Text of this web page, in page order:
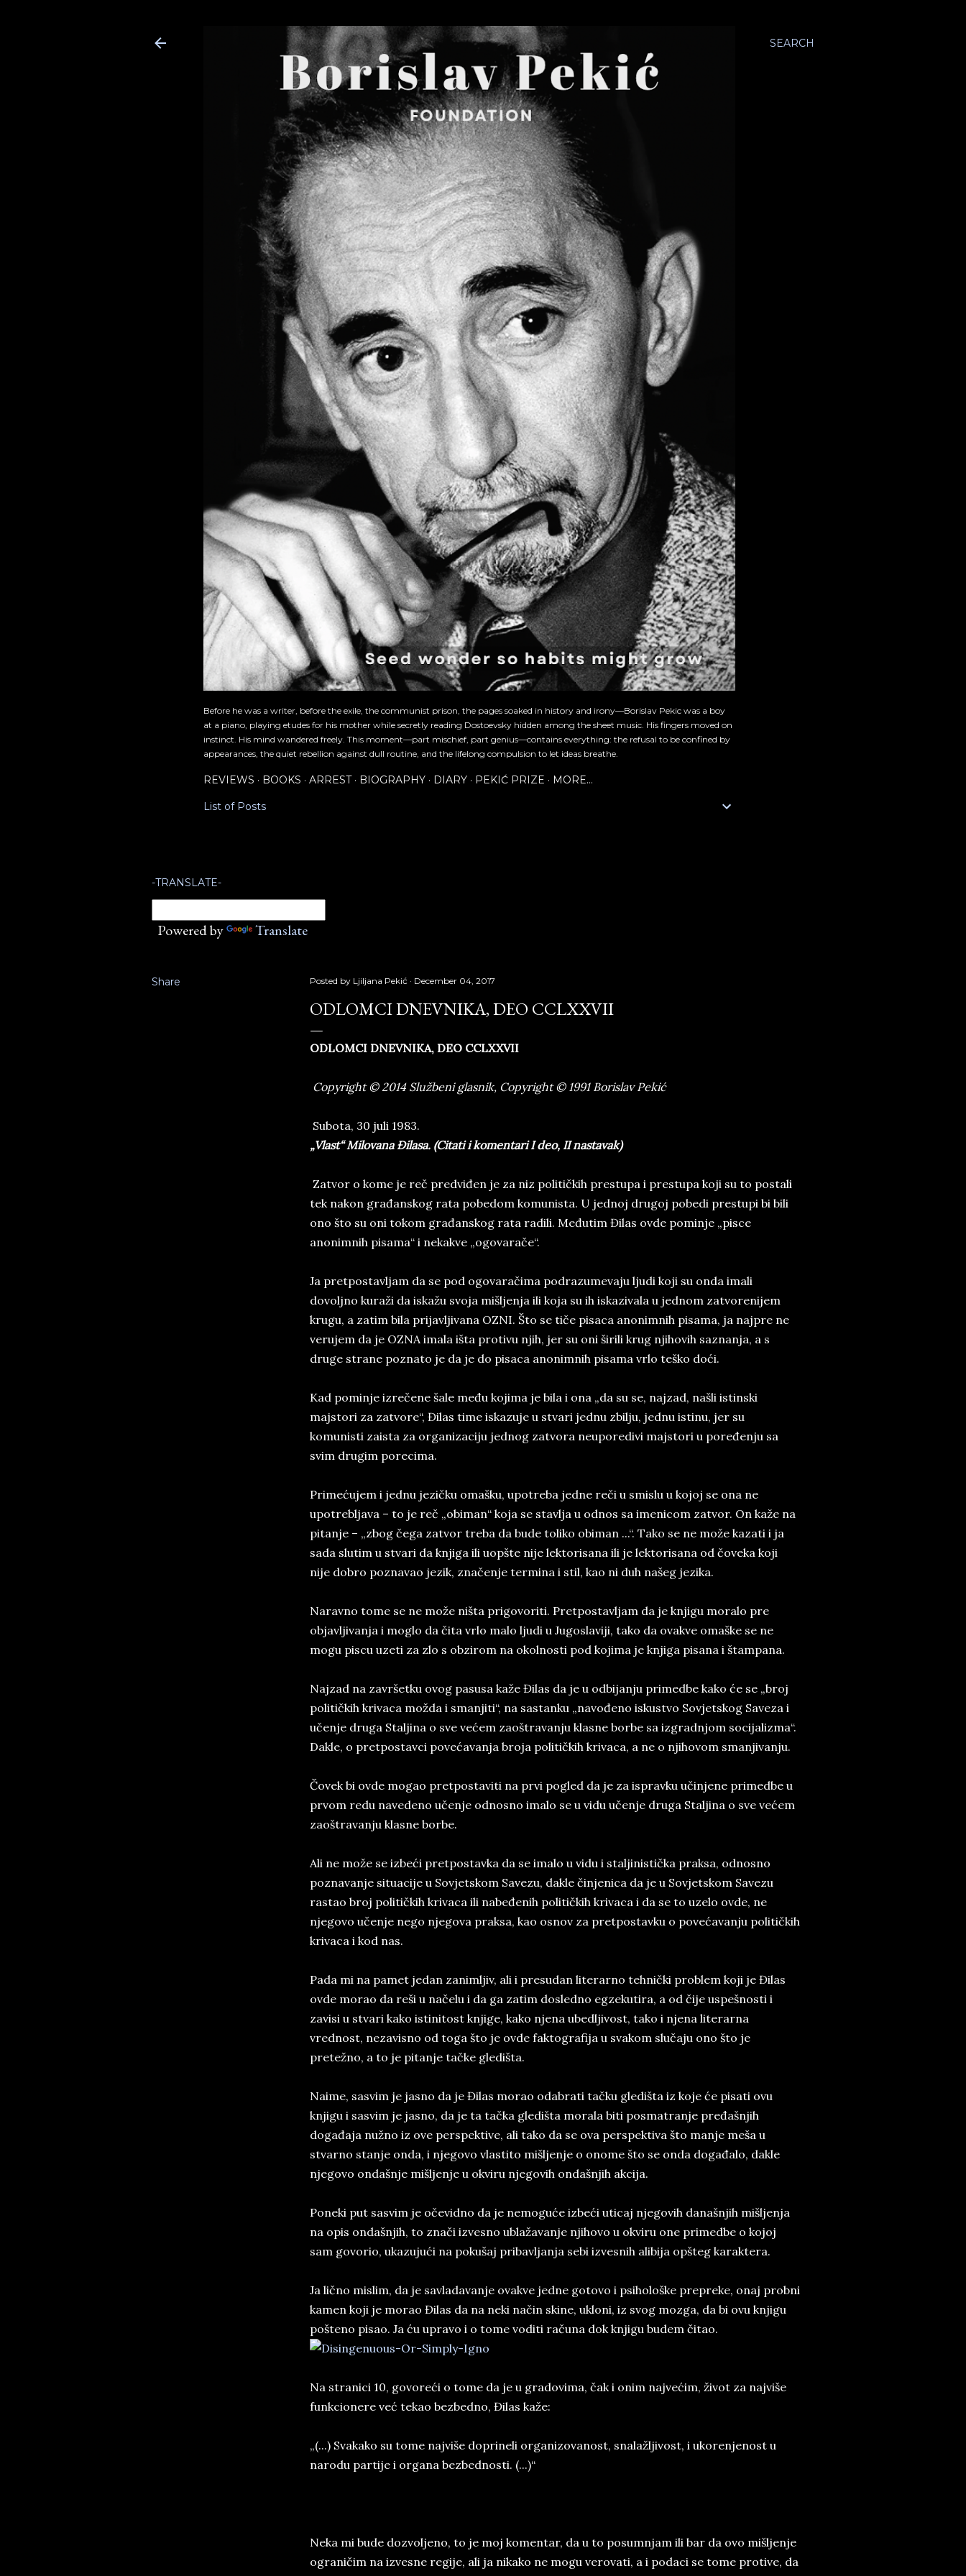
SEARCH
Before he was a writer, before the exile, the communist prison, the pages soaked in history and irony—Borislav Pekic was a boy
at a piano, playing etudes for his mother while secretly reading Dostoevsky hidden among the sheet music. His fingers moved on
instinct. His mind wandered freely. This moment—part mischief, part genius—contains everything: the refusal to be confined by
appearances, the quiet rebellion against dull routine, and the lifelong compulsion to let ideas breathe.
REVIEWS BOOKS ARREST BIOGRAPHY DIARY PEKIĆ PRIZE MORE…
List of Posts
-TRANSLATE-
Powered by Translate
Share Posted by Ljiljana Pekić December 04, 2017
ODLOMCI DNEVNIKA, DEO CCLXXVII
ODLOMCI DNEVNIKA, DEO CCLXXVII
Copyright © 2014 Službeni glasnik, Copyright © 1991 Borislav Pekić
Subota, 30 juli 1983.
„Vlast“ Milovana Đilasa. (Citati i komentari I deo, II nastavak)
Zatvor o kome je reč predviđen je za niz političkih prestupa i prestupa koji su to postali
tek nakon građanskog rata pobedom komunista. U jednoj drugoj pobedi prestupi bi bili
ono što su oni tokom građanskog rata radili. Međutim Đilas ovde pominje „pisce
anonimnih pisama“ i nekakve „ogovarače“.
Ja pretpostavljam da se pod ogovaračima podrazumevaju ljudi koji su onda imali
dovoljno kuraži da iskažu svoja mišljenja ili koja su ih iskazivala u jednom zatvorenijem
krugu, a zatim bila prijavljivana OZNI. Što se tiče pisaca anonimnih pisama, ja najpre ne
verujem da je OZNA imala išta protivu njih, jer su oni širili krug njihovih saznanja, a s
druge strane poznato je da je do pisaca anonimnih pisama vrlo teško doći.
Kad pominje izrečene šale među kojima je bila i ona „da su se, najzad, našli istinski
majstori za zatvore“, Đilas time iskazuje u stvari jednu zbilju, jednu istinu, jer su
komunisti zaista za organizaciju jednog zatvora neuporedivi majstori u poređenju sa
svim drugim porecima.
Primećujem i jednu jezičku omašku, upotreba jedne reči u smislu u kojoj se ona ne
upotrebljava – to je reč „obiman“ koja se stavlja u odnos sa imenicom zatvor. On kaže na
pitanje – „zbog čega zatvor treba da bude toliko obiman ...“. Tako se ne može kazati i ja
sada slutim u stvari da knjiga ili uopšte nije lektorisana ili je lektorisana od čoveka koji
nije dobro poznavao jezik, značenje termina i stil, kao ni duh našeg jezika.
Naravno tome se ne može ništa prigovoriti. Pretpostavljam da je knjigu moralo pre
objavljivanja i moglo da čita vrlo malo ljudi u Jugoslaviji, tako da ovakve omaške se ne
mogu piscu uzeti za zlo s obzirom na okolnosti pod kojima je knjiga pisana i štampana.
Najzad na završetku ovog pasusa kaže Đilas da je u odbijanju primedbe kako će se „broj
političkih krivaca možda i smanjiti“, na sastanku „navođeno iskustvo Sovjetskog Saveza i
učenje druga Staljina o sve većem zaoštravanju klasne borbe sa izgradnjom socijalizma“.
Dakle, o pretpostavci povećavanja broja političkih krivaca, a ne o njihovom smanjivanju.
Čovek bi ovde mogao pretpostaviti na prvi pogled da je za ispravku učinjene primedbe u
prvom redu navedeno učenje odnosno imalo se u vidu učenje druga Staljina o sve većem
zaoštravanju klasne borbe.
Ali ne može se izbeći pretpostavka da se imalo u vidu i staljinistička praksa, odnosno
poznavanje situacije u Sovjetskom Savezu, dakle činjenica da je u Sovjetskom Savezu
rastao broj političkih krivaca ili nabeđenih političkih krivaca i da se to uzelo ovde, ne
njegovo učenje nego njegova praksa, kao osnov za pretpostavku o povećavanju političkih
krivaca i kod nas.
Pada mi na pamet jedan zanimljiv, ali i presudan literarno tehnički problem koji je Đilas
ovde morao da reši u načelu i da ga zatim dosledno egzekutira, a od čije uspešnosti i
zavisi u stvari kako istinitost knjige, kako njena ubedljivost, tako i njena literarna
vrednost, nezavisno od toga što je ovde faktografija u svakom slučaju ono što je
pretežno, a to je pitanje tačke gledišta.
Naime, sasvim je jasno da je Đilas morao odabrati tačku gledišta iz koje će pisati ovu
knjigu i sasvim je jasno, da je ta tačka gledišta morala biti posmatranje pređašnjih
događaja nužno iz ove perspektive, ali tako da se ova perspektiva što manje meša u
stvarno stanje onda, i njegovo vlastito mišljenje o onome što se onda događalo, dakle
njegovo ondašnje mišljenje u okviru njegovih ondašnjih akcija.
Poneki put sasvim je očevidno da je nemoguće izbeći uticaj njegovih današnjih mišljenja
na opis ondašnjih, to znači izvesno ublažavanje njihovo u okviru one primedbe o kojoj
sam govorio, ukazujući na pokušaj pribavljanja sebi izvesnih alibija opšteg karaktera.
Ja lično mislim, da je savladavanje ovakve jedne gotovo i psihološke prepreke, onaj probni
kamen koji je morao Đilas da na neki način skine, ukloni, iz svog mozga, da bi ovu knjigu
pošteno pisao. Ja ću upravo i o tome voditi računa dok knjigu budem čitao.
Na stranici 10, govoreći o tome da je u gradovima, čak i onim najvećim, život za najviše
funkcionere već tekao bezbedno, Đilas kaže:
„(...) Svakako su tome najviše doprineli organizovanost, snalažljivost, i ukorenjenost u
narodu partije i organa bezbednosti. (...)“
Neka mi bude dozvoljeno, to je moj komentar, da u to posumnjam ili bar da ovo mišljenje
ograničim na izvesne regije, ali ja nikako ne mogu verovati, a i podaci se tome protive, da